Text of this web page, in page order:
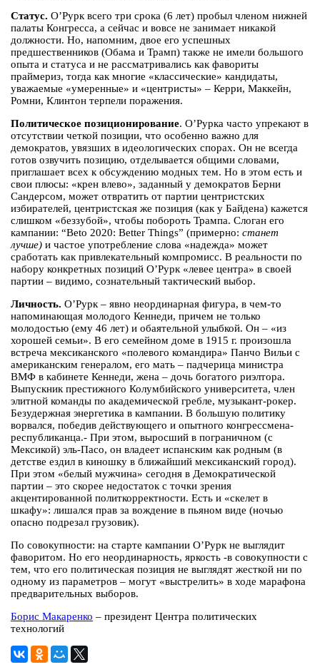
Статус. О’Рурк всего три срока (6 лет) пробыл членом нижней
палаты Конгресса, а сейчас и вовсе не занимает никакой
должности. Но, напомним, двое его успешных
предшественников (Обама и Трамп) также не имели большого
опыта и статуса и не рассматривались как фавориты
праймериз, тогда как многие «классические» кандидаты,
уважаемые «умеренные» и «центристы» – Керри, Маккейн,
Ромни, Клинтон терпели поражения.
Политическое позиционирование. О’Рурка часто упрекают в
отсутствии четкой позиции, что особенно важно для
демократов, увязших в идеологических спорах. Он не всегда
готов озвучить позицию, отделывается общими словами,
приглашает всех к обсуждению модных тем. Но в этом есть и
свои плюсы: «крен влево», заданный у демократов Берни
Сандерсом, может отвратить от партии центристских
избирателей, центристская же позиция (как у Байдена) кажется
слишком «беззубой», чтобы побороть Трампа. Слоган его
кампании: “Beto 2020: Better Things” (примерно: станет
лучше) и частое употребление слова «надежда» может
сработать как привлекательный компромисс. В реальности по
набору конкретных позиций О’Рурк «левее центра» в своей
партии – видимо, сознательный тактический выбор.
Личность. О’Рурк – явно неординарная фигура, в чем-то
напоминающая молодого Кеннеди, причем не только
молодостью (ему 46 лет) и обаятельной улыбкой. Он – «из
хорошей семьи». В его семейном доме в 1915 г. произошла
встреча мексиканского «полевого командира» Панчо Вильи с
американским генералом, его мать – падчерица министра
ВМФ в кабинете Кеннеди, жена – дочь богатого риэлтора.
Выпускник престижного Колумбийского университета, член
элитной команды по академической гребле, музыкант-рокер.
Безудержная энергетика в кампании. В большую политику
ворвался, победив действующего и опытного конгрессмена-
республиканца.- При этом, выросший в пограничном (с
Мексикой) эль-Пасо, он владеет испанским как родным (в
детстве ездил в киношку в ближайший мексиканский город).
При этом «белый мужчина» сегодня в Демократической
партии – это скорее недостаток с точки зрения
акцентированной политкорректности. Есть и «скелет в
шкафу»: лишался прав за вождение в пьяном виде (ночью
опасно подрезал грузовик).
По совокупности: на старте кампании О’Рурк не выглядит
фаворитом. Но его неординарность, яркость -в совокупности с
тем, что его политическая позиция не выглядят жесткой ни по
одному из параметров – могут «выстрелить» в ходе марафона
предварительных выборов.
Борис Макаренко – президент Центра политических
технологий